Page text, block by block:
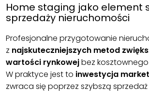
Home staging jako element
sprzedaży nieruchomości
Profesjonalne przygotowanie
z najskuteczniejszych metod
wartości rynkowejbez
W praktyce jest to inwestycja
zwraca się poprzez szybszą